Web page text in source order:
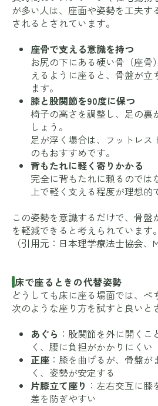
が多い人は、座面や姿勢を工夫す
されるとされています。
座骨で支える意識を持つ
お尻の下にある硬い骨（座骨
えるように座ると、骨盤が
ます。
膝と股関節を90度に保つ
椅子の高さを調整し、足の裏
しょう。
足が浮く場合は、フットレス
のもおすすめです。
背もたれに軽く寄りかかる
完全に背もたれに頼るのでは
上で軽く支える程度が理想的
この姿勢を意識するだけで、骨盤
を軽減できると考えられています。
（引用元： 日本理学療法士協会、
床で座るときの代替姿勢
どうしても床に座る場面では、ぺ
次のような座り方を試すと良いと
あぐら ：股関節を外に開く
く、腰に負担がかかりにくい
正座 ：膝を曲げるが、骨盤
く、姿勢が安定する
片膝立て座り ：左右交互に
差を防ぎやすい